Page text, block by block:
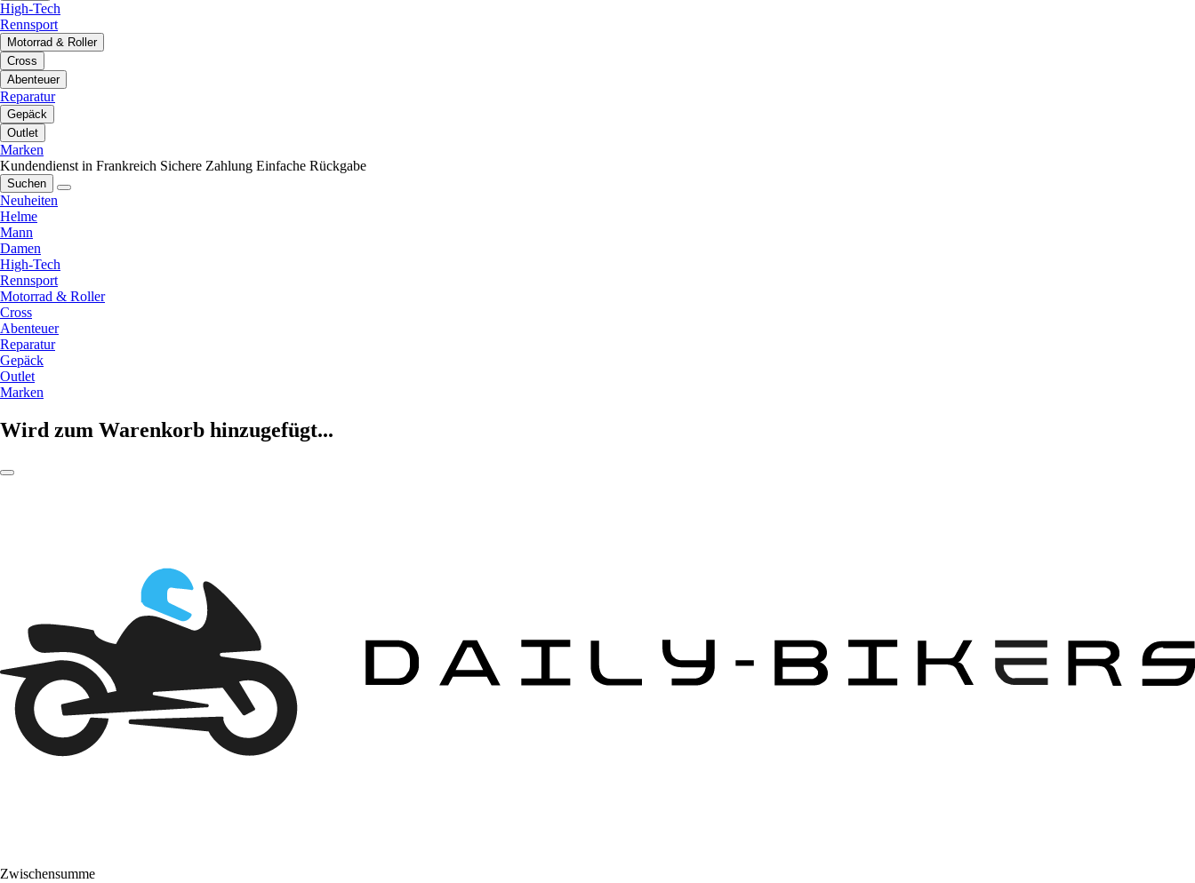
High-Tech
Rennsport
Motorrad & Roller
Cross
Abenteuer
Reparatur
Gepäck
Outlet
Marken
Kundendienst in Frankreich Sichere Zahlung Einfache Rückgabe
Suchen
Neuheiten
Helme
Mann
Damen
High-Tech
Rennsport
Motorrad & Roller
Cross
Abenteuer
Reparatur
Gepäck
Outlet
Marken
Wird zum Warenkorb hinzugefügt...
Zwischensumme